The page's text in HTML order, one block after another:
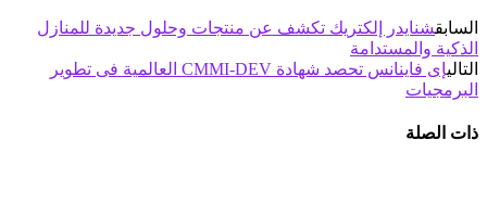
السابقشنايدر إلكتريك تكشف عن منتجات وحلول جديدة للمنازل
الذكية والمستدامة
التالي
إى فاينانس تحصد شهادة CMMI-DEV العالمية فى تطوير
البرمجيات
ذات الصلة